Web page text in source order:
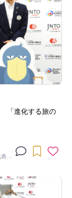
「進化する旅の
取